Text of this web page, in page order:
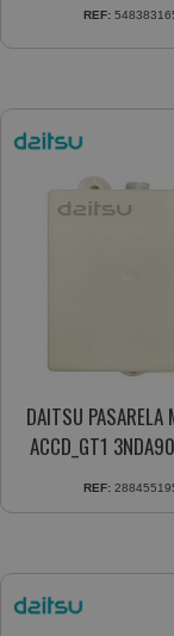
REF:
DAITSU PASARELA
ACCD_GT1
REF: